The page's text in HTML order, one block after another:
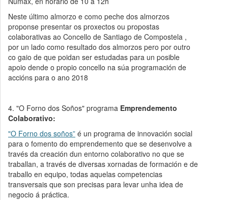
Neste último almorzo e como peche dos almorzos
proponse presentar os proxectos ou propostas
colaborativas ao Concello de Santiago de Compostela ,
por un lado como resultado dos almorzos pero por outro
co gaio de que poidan ser estudadas para un posible
apoio dende o propio concello na súa programación de
accións para o ano 2018
4. "O Forno dos Soños" programa Emprendemento
Colaborativo:
"O Forno dos soños” é un programa de innovación social
para o fomento do emprendemento que se desenvolve a
través da creación dun entorno colaborativo no que se
traballan, a través de diversas xornadas de formación e de
traballo en equipo, todas aquelas competencias
transversais que son precisas para levar unha idea de
negocio á práctica.